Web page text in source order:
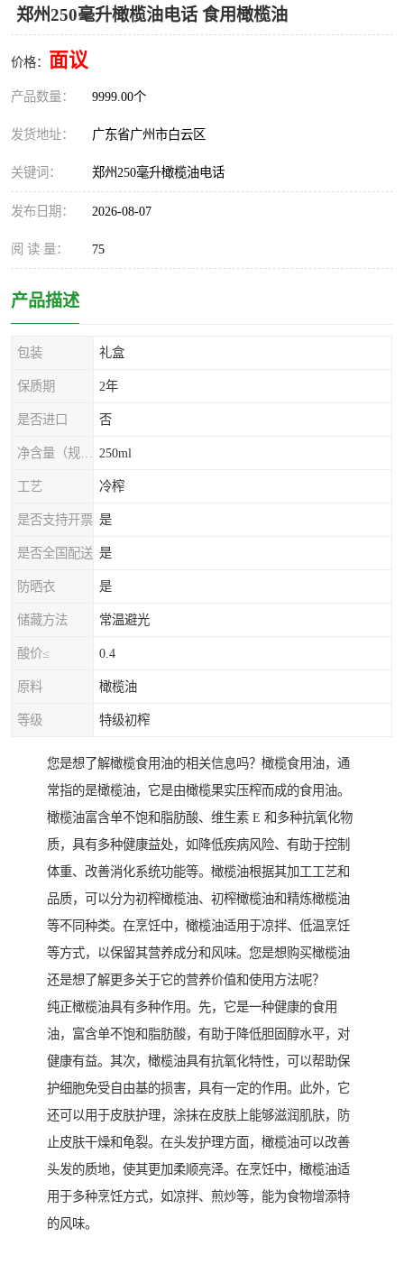
郑州250毫升橄榄油电话 食用橄榄油
价格： 面议
产品数量： 9999.00个
发货地址： 广东省广州市白云区
关键词： 郑州250毫升橄榄油电话
发布日期： 2026-08-07
阅 读 量： 75
产品描述
包装 礼盒
保质期 2年
是否进口 否
250ml
工艺 冷榨
是否支持开票 是
是否全国配送 是
防晒衣 是
储藏方法 常温避光
酸价≤ 0.4
原料 橄榄油
等级 特级初榨
您是想了解橄榄食用油的相关信息吗？橄榄食用油，通
常指的是橄榄油，它是由橄榄果实压榨而成的食用油。
橄榄油富含单不饱和脂肪酸、维生素 E 和多种抗氧化物
质，具有多种健康益处，如降低疾病风险、有助于控制
体重、改善消化系统功能等。橄榄油根据其加工工艺和
品质，可以分为初榨橄榄油、初榨橄榄油和精炼橄榄油
等不同种类。在烹饪中，橄榄油适用于凉拌、低温烹饪
等方式，以保留其营养成分和风味。您是想购买橄榄油
还是想了解更多关于它的营养价值和使用方法呢？
纯正橄榄油具有多种作用。先，它是一种健康的食用
油，富含单不饱和脂肪酸，有助于降低胆固醇水平，对
健康有益。其次，橄榄油具有抗氧化特性，可以帮助保
护细胞免受自由基的损害，具有一定的作用。此外，它
还可以用于皮肤护理，涂抹在皮肤上能够滋润肌肤，防
止皮肤干燥和龟裂。在头发护理方面，橄榄油可以改善
头发的质地，使其更加柔顺亮泽。在烹饪中，橄榄油适
用于多种烹饪方式，如凉拌、煎炒等，能为食物增添特
的风味。